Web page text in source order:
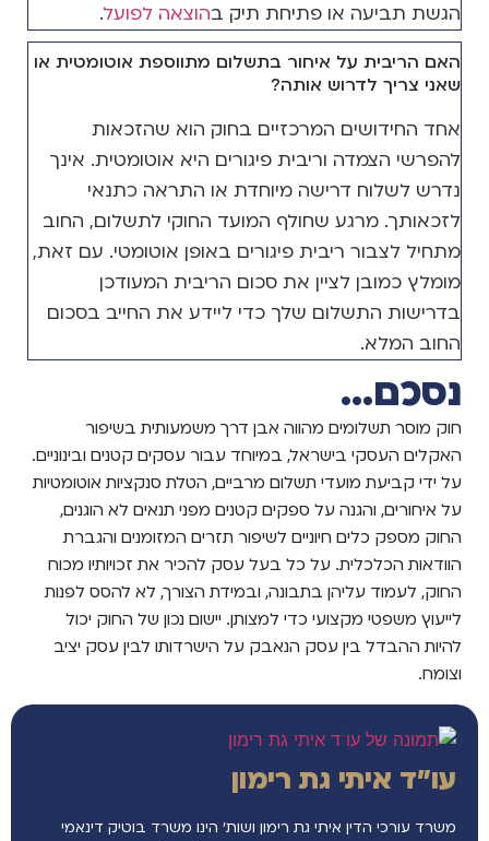
הגשת תביעה או פתיחת תיק בהוצאה לפועל.
האם הריבית על איחור בתשלום מתווספת אוטומטית או
שאני צריך לדרוש אותה?
אחד החידושים המרכזיים בחוק הוא שהזכאות
להפרשי הצמדה וריבית פיגורים היא אוטומטית. אינך
נדרש לשלוח דרישה מיוחדת או התראה כתנאי
לזכאותך. מרגע שחולף המועד החוקי לתשלום, החוב
מתחיל לצבור ריבית פיגורים באופן אוטומטי. עם זאת,
מומלץ כמובן לציין את סכום הריבית המעודכן
בדרישות התשלום שלך כדי ליידע את החייב בסכום
החוב המלא.
נסכם...
חוק מוסר תשלומים מהווה אבן דרך משמעותית בשיפור
האקלים העסקי בישראל, במיוחד עבור עסקים קטנים ובינוניים.
על ידי קביעת מועדי תשלום מרביים, הטלת סנקציות אוטומטיות
על איחורים, והגנה על ספקים קטנים מפני תנאים לא הוגנים,
החוק מספק כלים חיוניים לשיפור תזרים המזומנים והגברת
הוודאות הכלכלית. על כל בעל עסק להכיר את זכויותיו מכוח
החוק, לעמוד עליהן בתבונה, ובמידת הצורך, לא להסס לפנות
לייעוץ משפטי מקצועי כדי למצותן. יישום נכון של החוק יכול
להיות ההבדל בין עסק הנאבק על הישרדותו לבין עסק יציב
וצומח.
עו"ד איתי גת רימון
משרד עורכי הדין איתי גת רימון ושות’ הינו משרד בוטיק דינאמי